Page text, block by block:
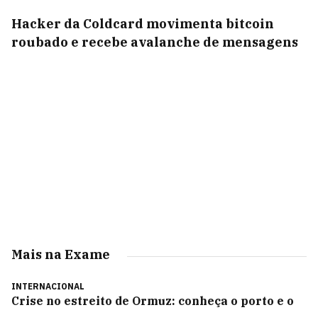
Hacker da Coldcard movimenta bitcoin
roubado e recebe avalanche de mensagens
Mais na Exame
INTERNACIONAL
Crise no estreito de Ormuz: conheça o porto e o